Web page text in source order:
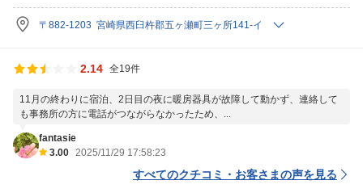
〒882-1203 宮崎県西臼杵郡五ヶ瀬町三ヶ所141-イ
2.14 全19件
11月の終わりに宿泊、2日目の夜に暖房器具が故障して動かず、連絡して
も事務所の方に電話がつながらなかったため、...
fantasie
3.00 2025/11/29 17:58:23
すべてのクチコミ・お客さまの声を見る